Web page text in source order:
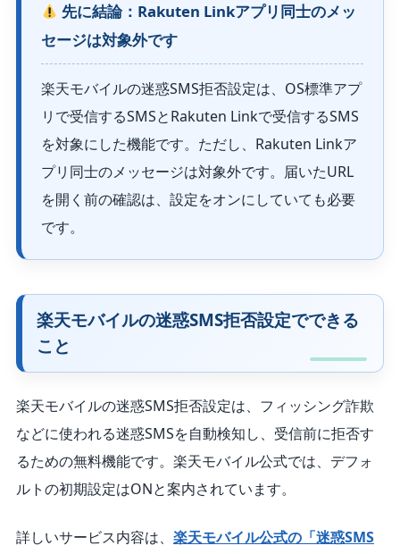
先に結論：Rakuten Linkアプリ同士のメッ
セージは対象外です
楽天モバイルの迷惑SMS拒否設定は、OS標準アプ
リで受信するSMSとRakuten Linkで受信するSMS
を対象にした機能です。ただし、Rakuten Linkア
プリ同士のメッセージは対象外です。届いたURL
を開く前の確認は、設定をオンにしていても必要
です。
楽天モバイルの迷惑SMS拒否設定でできる
こと
楽天モバイルの迷惑SMS拒否設定は、フィッシング詐欺
などに使われる迷惑SMSを自動検知し、受信前に拒否す
るための無料機能です。楽天モバイル公式では、デフォ
ルトの初期設定はONと案内されています。
詳しいサービス内容は、 楽天モバイル公式の「迷惑SMS